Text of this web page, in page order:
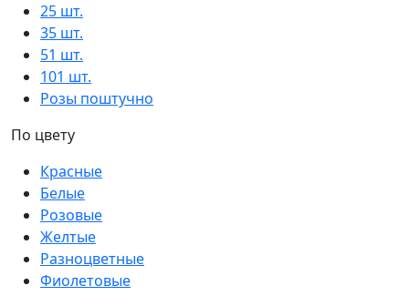
25 шт.
35 шт.
51 шт.
101 шт.
Розы поштучно
По цвету
Красные
Белые
Розовые
Желтые
Разноцветные
Фиолетовые